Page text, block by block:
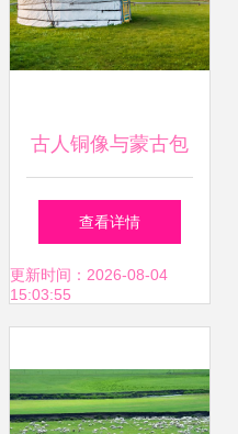
古人铜像与蒙古包
融合 室内设计的别
样灵感
查看详情
更新时间：2026-08-04
15:03:55